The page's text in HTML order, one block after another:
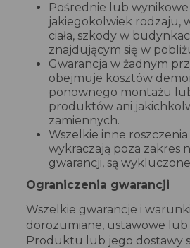
Pośrednie lub
jakiegokolwiek rodzaju,
ciała, szkody w
znajdującym się w
Gwarancja w żadnym
obejmuje kosztów
ponownego montażu
produktów ani
zamiennych.
Wszelkie inne
wykraczają poza zakres
gwarancji, są
Ograniczenia gwarancji
Wszelkie gwarancje i
dorozumiane, ustawowe
Produktu lub jego dostawy